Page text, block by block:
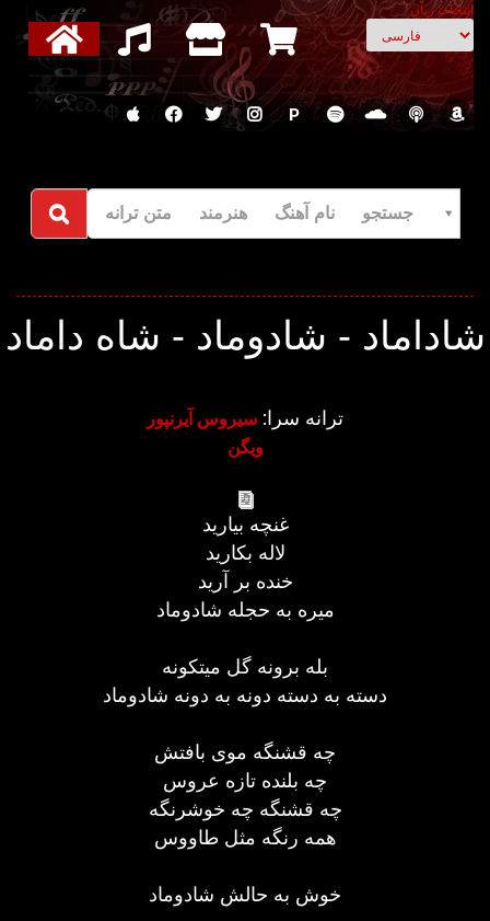
انتخاب زبان
P
جستجو نام آهنگ هنرمند متن ترانه
شاداماد - شادوماد - شاه داماد
ترانه سرا: سیروس آیرنپور
ویگن
غنچه بیارید
لاله بکارید
خنده بر آرید
میره به حجله شادوماد
بله برونه گل میتکونه
دسته به دسته دونه به دونه شادوماد
چه قشنگه موی بافتش
چه بلنده تازه عروس
چه قشنگه چه خوشرنگه
همه رنگه مثل طاووس
خوش به حالش شادوماد